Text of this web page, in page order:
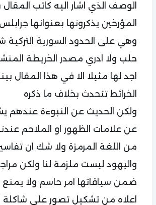
الوصف الذي اشار اليه كاتب المقال
المؤرخين يذكرونها بعنوانها
وهي على الحدود السورية التركية
حلب ولا ادري مصدر الخريطة
اجد لها مثيلا الا في هذا المقال
الخرائط تتحدث بخلاف ما ذكره
ولكن الحديث عن النبوءة عندهم
عن علامات الظهور او الملاحم عندنا
من اللغة المرمزة ولا شك ان
واليهود ليست ملزمة لنا ولكن
ضمن سياقاتها امر حاسم ولا يمنع
اعلاه من تشكيل تصور على شاكلة